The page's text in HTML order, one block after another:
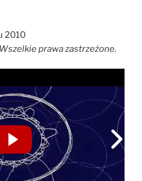
2010
prawa zastrzeżone.